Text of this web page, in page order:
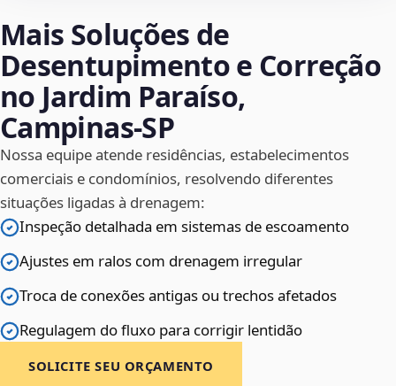
Mais Soluções de
Desentupimento e Correção
no Jardim Paraíso,
Campinas‑SP
Nossa equipe atende residências, estabelecimentos
comerciais e condomínios, resolvendo diferentes
situações ligadas à drenagem:
Inspeção detalhada em sistemas de escoamento
Ajustes em ralos com drenagem irregular
Troca de conexões antigas ou trechos afetados
Regulagem do fluxo para corrigir lentidão
SOLICITE SEU ORÇAMENTO